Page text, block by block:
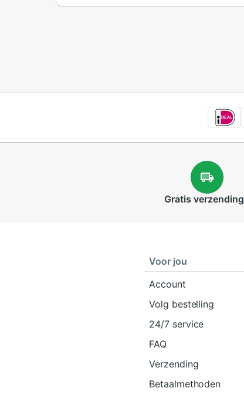
Gratis verzending
Voor jou
Account
Volg bestelling
24/7 service
FAQ
Verzending
Betaalmethoden